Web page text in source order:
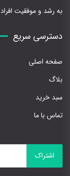
به رشد و موفقیت
دسترسی سریع
صفحه اصلی
بلاگ
سبد خرید
تماس با ما